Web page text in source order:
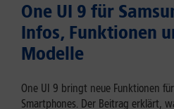
One UI 9 für
Infos, Funktionen
Modelle
One UI 9 bringt neue Funktionen
Smartphones. Der Beitrag erklärt,